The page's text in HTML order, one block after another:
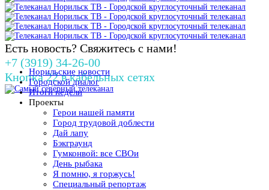
Есть новость? Свяжитесь с нами!
+7 (3919) 34-26-00
Кнопка 22 в кабельных сетях
Норильские новости
Городской диалог
Итоги недели
Проекты
Герои нашей памяти
Город трудовой доблести
Дай лапу
Бэкграунд
Гумконвой: все СВОи
День рыбака
Я помню, я горжусь!
Специальный репортаж